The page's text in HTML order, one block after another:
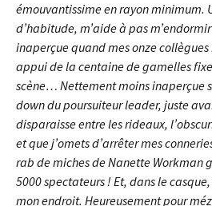
émouvantissime en rayon minimum.
d’habitude, m’aide à pas
inaperçue quand mes onze
appui de la centaine de gamelles
scène… Nettement moins inaperçue
down du poursuiteur leader, juste
disparaisse entre les rideaux,
et que j’omets d’arrêter mes
rab de miches de Nanette Workman
5000 spectateurs ! Et, dans le
mon endroit. Heureusement pour